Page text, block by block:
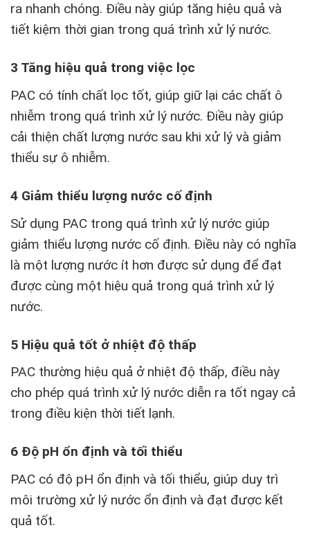
ra nhanh chóng. Điều này giúp tăng hiệu quả và
tiết kiệm thời gian trong quá trình xử lý nước.
3 Tăng hiệu quả trong việc lọc
PAC có tính chất lọc tốt, giúp giữ lại các chất ô
nhiễm trong quá trình xử lý nước. Điều này giúp
cải thiện chất lượng nước sau khi xử lý và giảm
thiểu sự ô nhiễm.
4 Giảm thiểu lượng nước cố định
Sử dụng PAC trong quá trình xử lý nước giúp
giảm thiểu lượng nước cố định. Điều này có nghĩa
là một lượng nước ít hơn được sử dụng để đạt
được cùng một hiệu quả trong quá trình xử lý
nước.
5 Hiệu quả tốt ở nhiệt độ thấp
PAC thường hiệu quả ở nhiệt độ thấp, điều này
cho phép quá trình xử lý nước diễn ra tốt ngay cả
trong điều kiện thời tiết lạnh.
6 Độ pH ổn định và tối thiểu
PAC có độ pH ổn định và tối thiểu, giúp duy trì
môi trường xử lý nước ổn định và đạt được kết
quả tốt.